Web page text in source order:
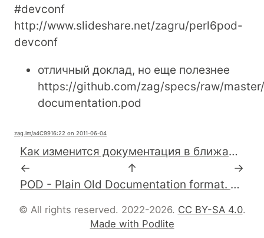
#devconf
http://www.slideshare.net/zagru/perl6pod-
devconf
отличный доклад, но еще полезнее
https://github.com/zag/specs/raw/
documentation.pod
zag.im/a4C9916:22 on 2011-06-04
Как изменится документация в ближайшем будущем?Perl 6 Pod - границ между кодом документацией по нему нет.Скоро на #devconf_ru
←
↑
→
POD - Plain Old Documentation format. Perl 6 Pod - просто Pod. #perl
© All rights reserved. 2022-2026. CC BY-SA 4.0.
Made with Podlite